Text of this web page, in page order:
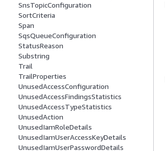
SnsTopicConfiguration
SortCriteria
Span
SqsQueueConfiguration
StatusReason
Substring
Trail
TrailProperties
UnusedAccessConfiguration
UnusedAccessFindingsStatistics
UnusedAccessTypeStatistics
UnusedAction
UnusedIamRoleDetails
UnusedIamUserAccessKeyDetails
UnusedIamUserPasswordDetails